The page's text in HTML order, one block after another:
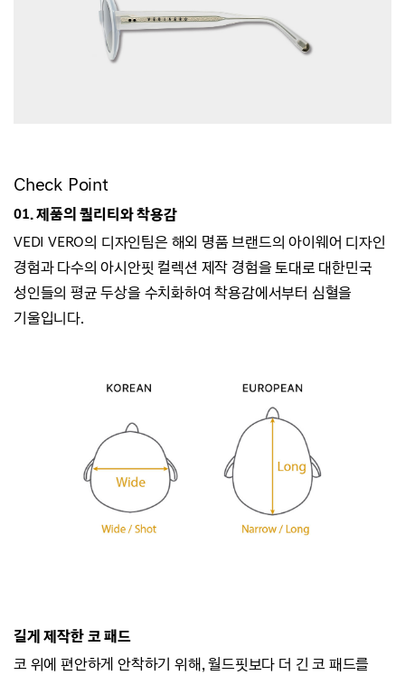
Check Point
01. 제품의 퀄리티와 착용감
VEDI VERO의 디자인팀은 해외 명품 브랜드의 아이웨어 디자인
경험과 다수의 아시안핏 컬렉션 제작 경험을 토대로 대한민국
성인들의 평균 두상을 수치화하여착용감에서부터 심혈을
기울입니다.
길게 제작한 코 패드
코 위에 편안하게 안착하기 위해, 월드핏보다 더 긴 코 패드를